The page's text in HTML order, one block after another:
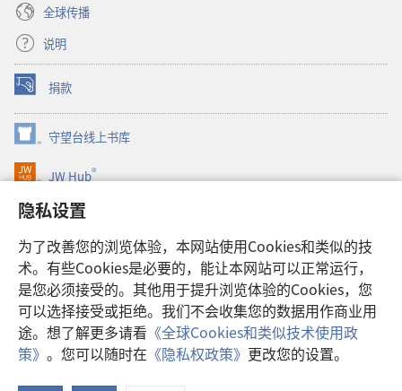
隐私设置
为了改善您的浏览体验，本网站使用Cookies和类似的技
术。有些Cookies是必要的，能让本网站可以正常运行，
是您必须接受的。其他用于提升浏览体验的Cookies，您
可以选择接受或拒绝。我们不会收集您的数据用作商业用
途。想了解更多请看 《全球Cookies和类似技术使用政
策》 。您可以随时在 《隐私权政策》 更改您的设置。
全球传播
说明
捐款
（打
开
新
窗
口）
守望台线上书库
（打
开
新
口）
JW Hub®
（打
开
新
口）
JW Library®
Watchtower Library
Copyright© 2026 Watch Tower Bible and Tract Society of Pennsylvania.
使用条款|隐私权政策| 隐私设置